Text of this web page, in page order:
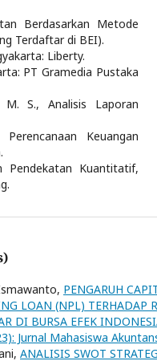
Berdasarkan Metode
Terdaftar di BEI).
Liberty.
PT Gramedia Pustaka
S., Analisis Laporan
Keuangan
Pendekatan Kuantitatif,
PENGARUH
LOAN (NPL) TERHADAP
DI BURSA EFEK
Jurnal Mahasiswa
ANALISIS SWOT